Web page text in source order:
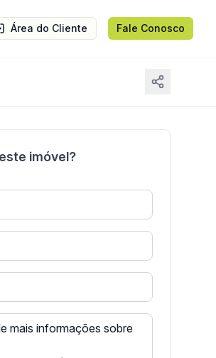
Área do Cliente Fale Conosco
imóvel?